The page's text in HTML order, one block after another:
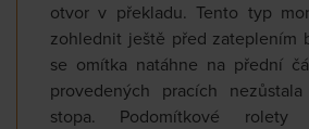
otvor v překladu. Tento typ
zohlednit ještě před zateplením
se omítka natáhne na přední
provedených pracích
stopa. Podomítkové rolety